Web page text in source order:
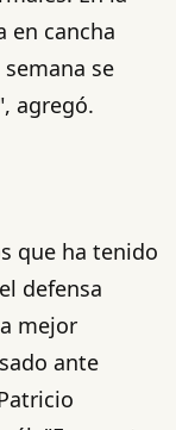
en cancha
se
agregó.
que ha tenido
defensa
mejor
ante